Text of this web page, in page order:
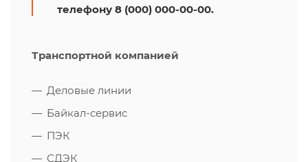
телефону 8 (000) 000-00-00.
Транспортной компанией
Деловые линии
Байкал-сервис
ПЭК
СДЭК